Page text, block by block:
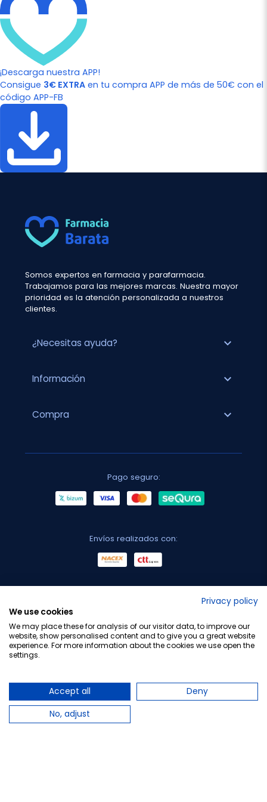
¡Descarga nuestra APP!
Consigue 3€ EXTRA en tu compra APP de más de 50€ con el
código APP-FB
Somos expertos en farmacia y parafarmacia.
Trabajamos para las mejores marcas. Nuestra mayor
prioridad es la atención personalizada a nuestros
clientes.
¿Necesitas ayuda? expand_more
Información expand_more
Compra expand_more
Pago seguro:
Envíos realizados con:
Privacy policy
We use cookies
We may place these for analysis of our visitor data, to improve our
website, show personalised content and to give you a great website
experience. For more information about the cookies we use open the
settings.
Accept all
Deny
No, adjust